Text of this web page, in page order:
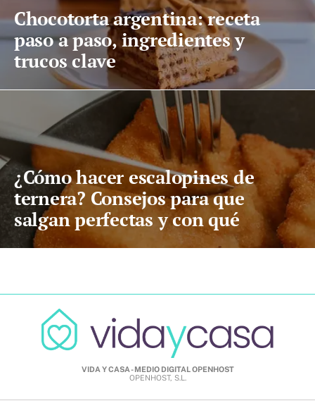
Chocotorta argentina: receta
paso a paso, ingredientes y
trucos clave
¿Cómo hacer escalopines de
ternera? Consejos para que
salgan perfectas y con qué
acompañarlos
VIDA Y CASA - MEDIO DIGITAL OPENHOST
OPENHOST, S.L.